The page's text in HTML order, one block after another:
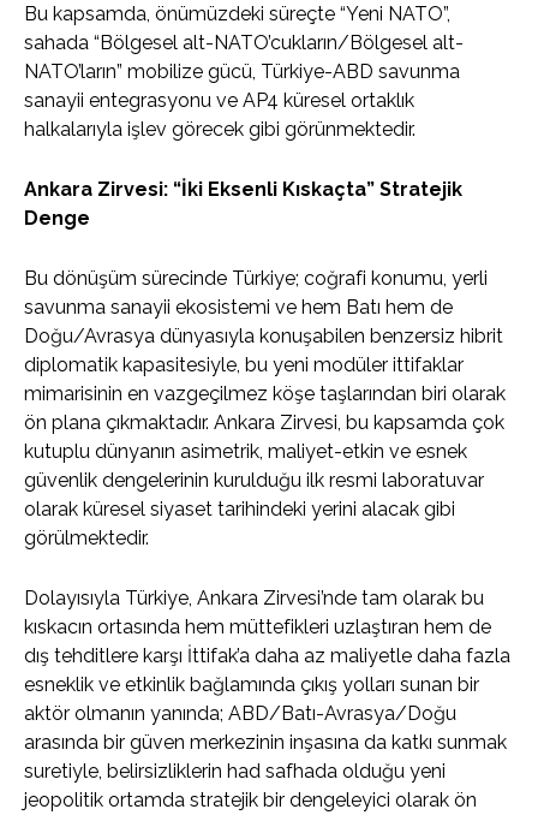
Bu kapsamda, önümüzdeki süreçte “Yeni NATO”,
sahada “Bölgesel alt-NATO’cukların/Bölgesel alt-
NATO’ların” mobilize gücü, Türkiye-ABD savunma
sanayii entegrasyonu ve AP4 küresel ortaklık
halkalarıyla işlev görecek gibi görünmektedir.
Ankara Zirvesi: “İki Eksenli Kıskaçta” Stratejik
Denge
Bu dönüşüm sürecinde Türkiye; coğrafi konumu, yerli
savunma sanayii ekosistemi ve hem Batı hem de
Doğu/Avrasya dünyasıyla konuşabilen benzersiz hibrit
diplomatik kapasitesiyle, bu yeni modüler ittifaklar
mimarisinin en vazgeçilmez köşe taşlarından biri olarak
ön plana çıkmaktadır. Ankara Zirvesi, bu kapsamda çok
kutuplu dünyanın asimetrik, maliyet-etkin ve esnek
güvenlik dengelerinin kurulduğu ilk resmi laboratuvar
olarak küresel siyaset tarihindeki yerini alacak gibi
görülmektedir.
Dolayısıyla Türkiye, Ankara Zirvesi’nde tam olarak bu
kıskacın ortasında hem müttefikleri uzlaştıran hem de
dış tehditlere karşı İttifak’a daha az maliyetle daha fazla
esneklik ve etkinlik bağlamında çıkış yolları sunan bir
aktör olmanın yanında; ABD/Batı-Avrasya/Doğu
arasında bir güven merkezinin inşasına da katkı sunmak
suretiyle, belirsizliklerin had safhada olduğu yeni
jeopolitik ortamda stratejik bir dengeleyici olarak ön